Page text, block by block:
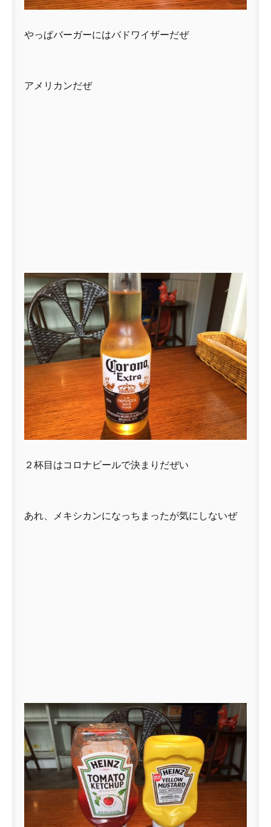
やっぱバーガーにはバドワイザーだぜ
アメリカンだぜ
２杯目はコロナビールで決まりだぜい
あれ、メキシカンになっちまったが気にしないぜ